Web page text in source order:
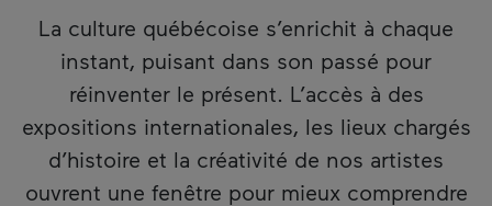
La culture québécoise s’enrichit à chaque
instant, puisant dans son passé pour
réinventer le présent. L’accès à des
expositions internationales, les lieux chargés
d’histoire et la créativité de nos artistes
ouvrent une fenêtre pour mieux comprendre